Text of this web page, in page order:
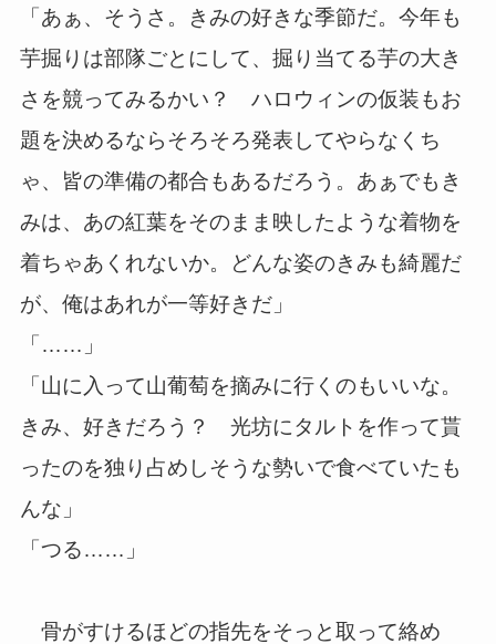
「あぁ、そうさ。きみの好きな季節だ。今年も
芋掘りは部隊ごとにして、掘り当てる芋の大き
さを競ってみるかい？ ハロウィンの仮装もお
題を決めるならそろそろ発表してやらなくち
ゃ、皆の準備の都合もあるだろう。あぁでもき
みは、あの紅葉をそのまま映したような着物を
着ちゃあくれないか。どんな姿のきみも綺麗だ
が、俺はあれが一等好きだ」
「……」
「山に入って山葡萄を摘みに行くのもいいな。
きみ、好きだろう？ 光坊にタルトを作って貰
ったのを独り占めしそうな勢いで食べていたも
んな」
「つる……」
骨がすけるほどの指先をそっと取って絡め